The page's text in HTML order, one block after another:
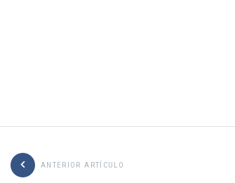
ANTERIOR ARTÍCULO